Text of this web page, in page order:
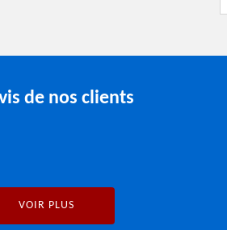
de nos clients
VOIR PLUS